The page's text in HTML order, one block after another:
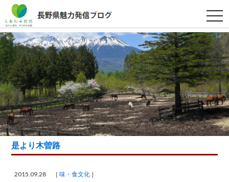
t
o
g
g
l
e
n
a
v
i
g
a
t
i
o
n
是より木曽路
2015.09.28 ［味・食文化 ］